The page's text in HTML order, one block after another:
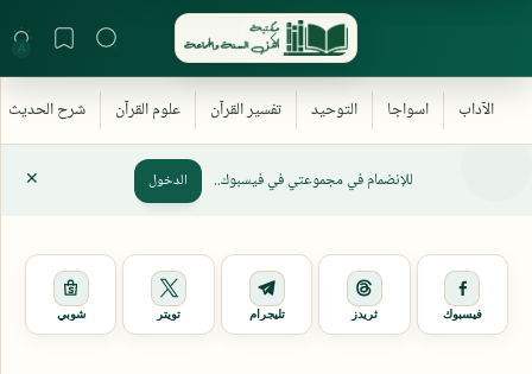
للإنضمام في مجموعتي في فيسبوك.. الدخول
فيسبوك ثريدز تليجرام تويتر شوبي